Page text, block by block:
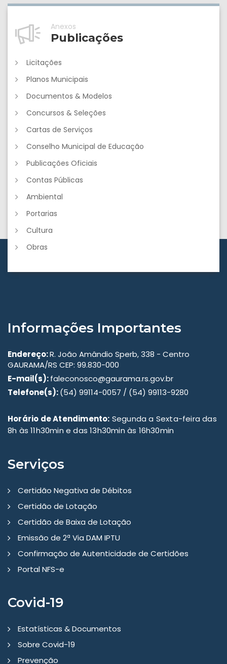
Anexos
Publicações
Licitações
Planos Municipais
Documentos & Modelos
Concursos & Seleções
Cartas de Serviços
Conselho Municipal de Educação
Publicações Oficiais
Contas Públicas
Ambiental
Portarias
Cultura
Obras
Informações Importantes
Endereço:R. João Amândio Sperb, 338 - Centro
GAURAMA/RS CEP: 99.830-000
E-mail(s):faleconosco@gaurama.rs.gov.br
Telefone(s):(54) 99114-0057 / (54) 99113-9280
Horário de Atendimento: Segunda a Sexta-feira das
8h às 11h30min e das 13h30min às 16h30min
Serviços
Certidão Negativa de Débitos
Certidão de Lotação
Certidão de Baixa de Lotação
Emissão de 2ª Via DAM IPTU
Confirmação de Autenticidade de Certidões
Portal NFS-e
Covid-19
Estatísticas & Documentos
Sobre Covid-19
Prevenção